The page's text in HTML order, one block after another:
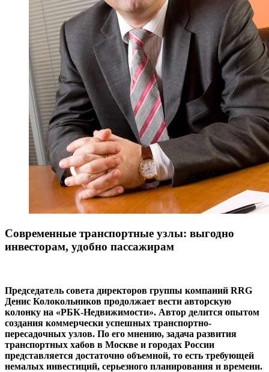
Современные транспортные узлы: выгодно
инвесторам, удобно пассажирам
Председатель совета директоров группы компаний RRG
Денис Колокольников продолжает вести авторскую
колонку на «РБК-Недвижимости». Автор делится опытом
создания коммерчески успешных транспортно-
пересадочных узлов. По его мнению, задача развития
транспортных хабов в Москве и городах России
представляется достаточно объемной, то есть требующей
немалых инвестиций, серьезного планирования и времени.